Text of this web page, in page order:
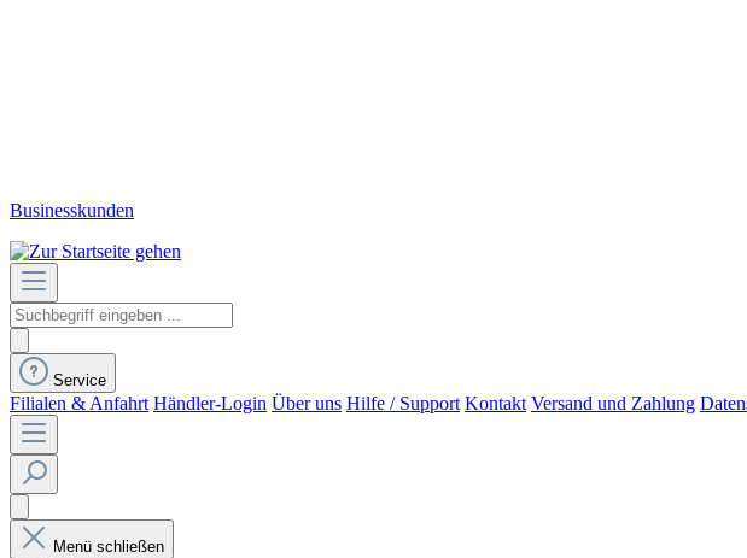
Businesskunden
Service
Filialen & Anfahrt Händler-Login Über uns Hilfe / Support Kontakt Versand und Zahlung
Menü schließen